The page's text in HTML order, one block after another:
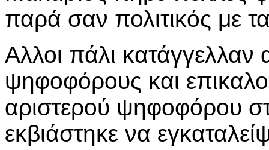
παρά σαν πολιτικός με
Αλλοι πάλι κατάγγελλαν
ψηφοφόρους και
αριστερού ψηφοφόρου
εκβιάστηκε να